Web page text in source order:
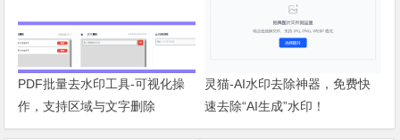
PDF批量去水印工具-可视化操
作，支持区域与文字删除
灵猫-AI水印去除神器，免费快
速去除“AI生成”水印！